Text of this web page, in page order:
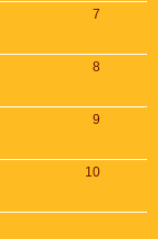
7
8
9
10